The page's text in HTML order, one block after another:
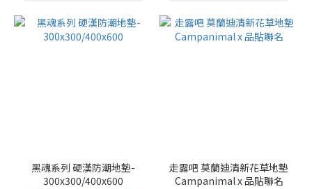
黑魂系列 硬漢防潮地墊-
300x300/400x600
走露吧 莫蘭迪清新花草地墊
Campanimal x 品貼聯名